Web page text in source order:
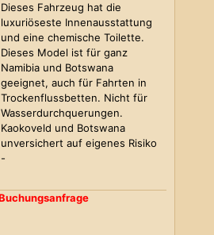
Dieses Fahrzeug hat die
luxuriöseste Innenausstattung
und eine chemische Toilette.
Dieses Model ist für ganz
Namibia und Botswana
geeignet, auch für Fahrten in
Trockenflussbetten. Nicht für
Wasserdurchquerungen.
Kaokoveld und Botswana
unversichert auf eigenes Risiko
-